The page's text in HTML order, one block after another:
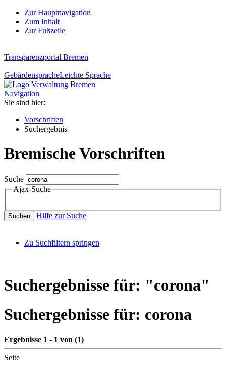
Zur Hauptnavigation
Zum Inhalt
Zur Fußzeile
Transparenzportal Bremen
GebärdenspracheLeichte Sprache
Navigation
Sie sind hier:
Vorschriften
Suchergebnis
Bremische Vorschriften
Suche
Ajax-Suche
Suchen Hilfe zur Suche
Zu Suchfiltern springen
Suchergebnisse für: "corona"
Suchergebnisse für: corona
Ergebnisse 1 - 1 von (1)
Seite